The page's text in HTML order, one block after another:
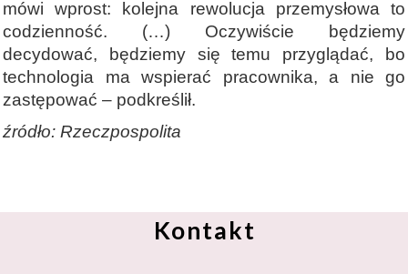
mówi wprost: kolejna rewolucja przemysłowa to
codzienność. (…) Oczywiście będziemy
decydować, będziemy się temu przyglądać, bo
technologia ma wspierać pracownika, a nie go
zastępować – podkreślił.
źródło: Rzeczpospolita
Kontakt